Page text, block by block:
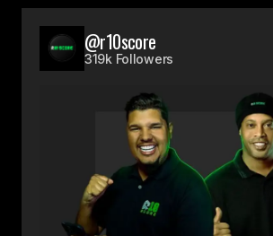
@r10score
319k Followers